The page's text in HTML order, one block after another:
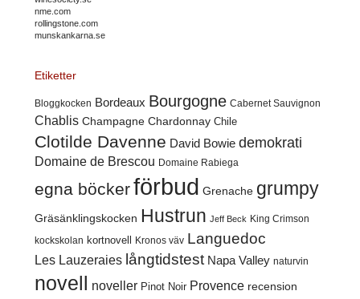
nme.com
rollingstone.com
munskankarna.se
Etiketter
Bloggkocken Bordeaux Bourgogne Cabernet Sauvignon
Chablis Champagne Chardonnay Chile
Clotilde Davenne David Bowie demokrati
Domaine de Brescou Domaine Rabiega
egna böckerförbud Grenache grumpy
Gräsänklingskocken Hustrun Jeff Beck King Crimson
kockskolan kortnovell Kronos väv Languedoc
Les Lauzeraies långtidstest Napa Valley naturvin
novell noveller Pinot Noir Provence recension